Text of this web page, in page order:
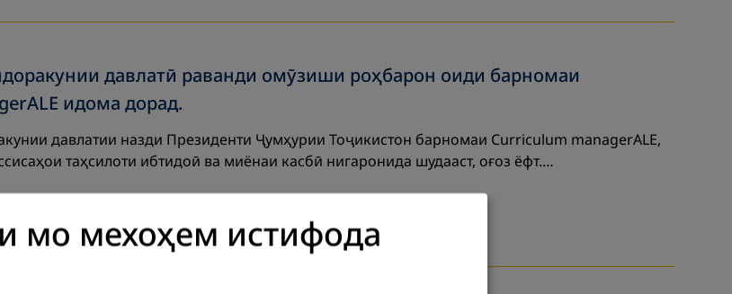
давлатӣ раванди омӯзиши роҳбарон оиди барномаи
идома дорад.
давлатии назди Президенти Ҷумҳурии Тоҷикистон барномаи Curriculum managerALE,
таҳсилоти ибтидоӣ ва миёнаи касбӣ нигаронида шудааст, оғоз ёфт.…
мо мехоҳем истифода